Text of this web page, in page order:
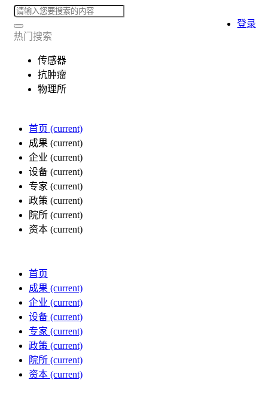
热门搜索
传感器
抗肿瘤
物理所
首页 (current)
成果 (current)
企业 (current)
设备 (current)
专家 (current)
政策 (current)
院所 (current)
资本 (current)
登录
首页
成果 (current)
企业 (current)
设备 (current)
专家 (current)
政策 (current)
院所 (current)
资本 (current)